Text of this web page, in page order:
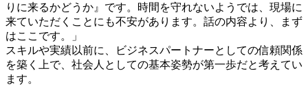
りに来るかどうか』です。時間を守れないようでは、現場に
来ていただくことにも不安があります。話の内容より、まず
はここです。」
スキルや実績以前に、ビジネスパートナーとしての信頼関係
を築く上で、社会人としての基本姿勢が第一歩だと考えてい
ます。